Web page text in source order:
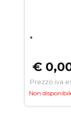
*
€
Prezzo iva
Non